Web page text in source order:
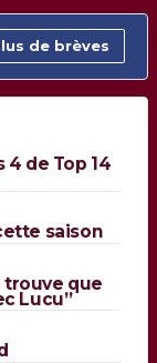
de brèves
de Top 14
saison
trouve que
Lucu”